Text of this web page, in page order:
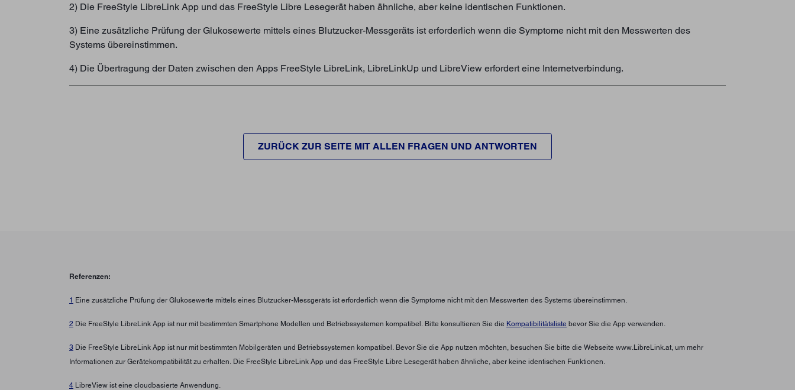
2) Die FreeStyle LibreLink App und das FreeStyle Libre Lesegerät haben ähnliche, aber keine identischen Funktionen.
3) Eine zusätzliche Prüfung der Glukosewerte mittels eines Blutzucker-Messgeräts ist erforderlich wenn die Symptome nicht mit den Messwerten des
Systems übereinstimmen.
4) Die Übertragung der Daten zwischen den Apps FreeStyle LibreLink, LibreLinkUp und LibreView erfordert eine Internetverbindung.
ZURÜCK ZUR SEITE MIT ALLEN FRAGEN UND ANTWORTEN
Referenzen:
1 Eine zusätzliche Prüfung der Glukosewerte mittels eines Blutzucker-Messgeräts ist erforderlich wenn die Symptome nicht mit den Messwerten des Systems übereinstimmen.
2 Die FreeStyle LibreLink App ist nur mit bestimmten Smartphone Modellen und Betriebssystemen kompatibel. Bitte konsultieren Sie die Kompatibilitätsliste bevor Sie die App verwenden.
3 Die FreeStyle LibreLink App ist nur mit bestimmten Mobilgeräten und Betriebssystemen kompatibel. Bevor Sie die App nutzen möchten, besuchen Sie bitte die Webseite www.LibreLink.at, um mehr
Informationen zur Gerätekompatibilität zu erhalten. Die FreeStyle LibreLink App und das FreeStyle Libre Lesegerät haben ähnliche, aber keine identischen Funktionen.
4 LibreView ist eine cloudbasierte Anwendung.